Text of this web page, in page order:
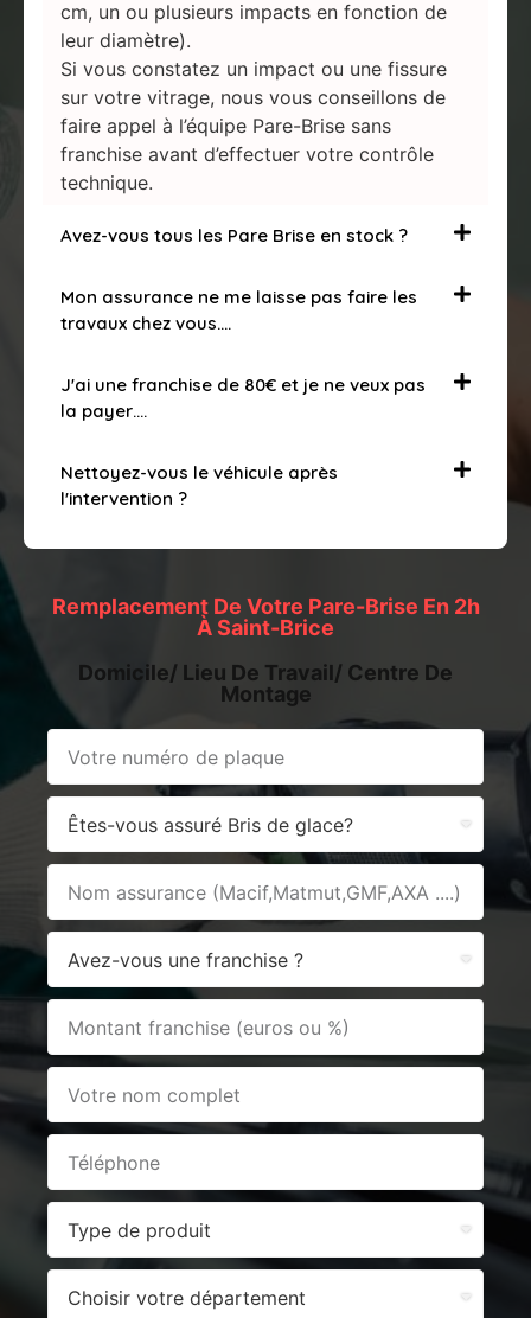
cm, un ou plusieurs impacts en fonction de
leur diamètre).
Si vous constatez un impact ou une fissure
sur votre vitrage, nous vous conseillons de
faire appel à l’équipe Pare-Brise sans
franchise avant d’effectuer votre contrôle
technique.
Avez-vous tous les Pare Brise en stock ?
Mon assurance ne me laisse pas faire les
travaux chez vous….
J'ai une franchise de 80€ et je ne veux pas
la payer….
Nettoyez-vous le véhicule après
l'intervention ?
Remplacement De Votre Pare-Brise En 2h
À Saint-Brice
Domicile/ Lieu De Travail/ Centre De
Montage